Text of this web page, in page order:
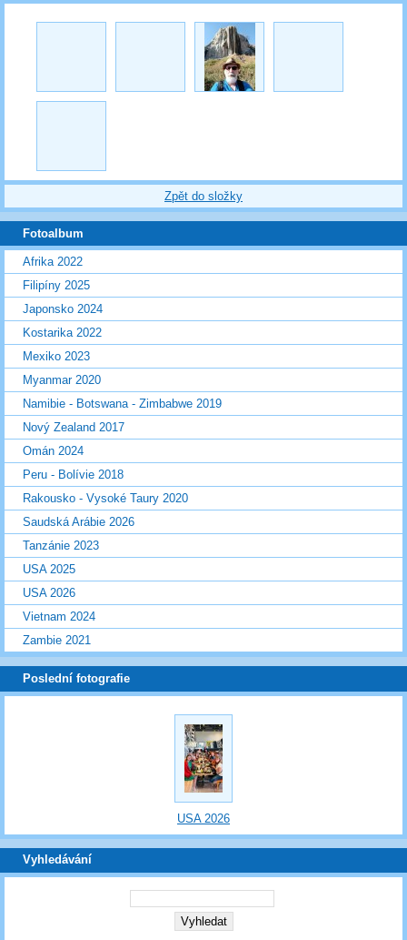
Zpět do složky
Fotoalbum
Afrika 2022
Filipíny 2025
Japonsko 2024
Kostarika 2022
Mexiko 2023
Myanmar 2020
Namibie - Botswana - Zimbabwe 2019
Nový Zealand 2017
Omán 2024
Peru - Bolívie 2018
Rakousko - Vysoké Taury 2020
Saudská Arábie 2026
Tanzánie 2023
USA 2025
USA 2026
Vietnam 2024
Zambie 2021
Poslední fotografie
USA 2026
Vyhledávání